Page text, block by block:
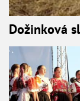
Dožinková